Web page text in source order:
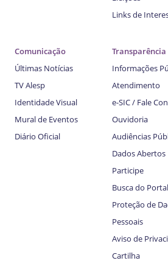
Links de
Comunicação
Últimas Notícias
TV Alesp
Identidade Visual
Mural de Eventos
Diário Oficial
Transparência
Informações
Atendimento
e-SIC / Fale
Ouvidoria
Audiências
Dados Abertos
Participe
Busca do Portal
Proteção de
Pessoais
Aviso de
Cartilha